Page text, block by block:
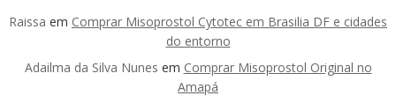
Raissa em Comprar Misoprostol Cytotec em Brasilia DF e cidades
do entorno
Adailma da Silva Nunes em Comprar Misoprostol Original no
Amapá